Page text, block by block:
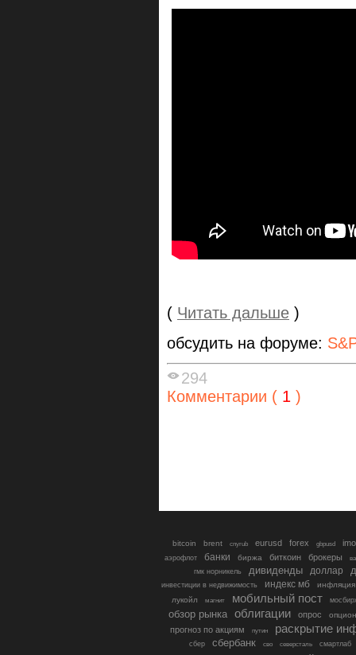
( Читать дальше )
обсудить на форуме:
294
Комментарии ( 1 )
bitcoin brent cnyrub eurusd forex gbpusd
аэрофлот банки биржа биткоин брокеры
гмк норникель
дивиденды доллар
инвестиции в недвижимость индекс мб
инфляция
лукойл
магнит мобильный пост
обзор рынка облигации опрос
прогноз по акциям путин раскрытие
сбер сбербанк сво северсталь смартлаб